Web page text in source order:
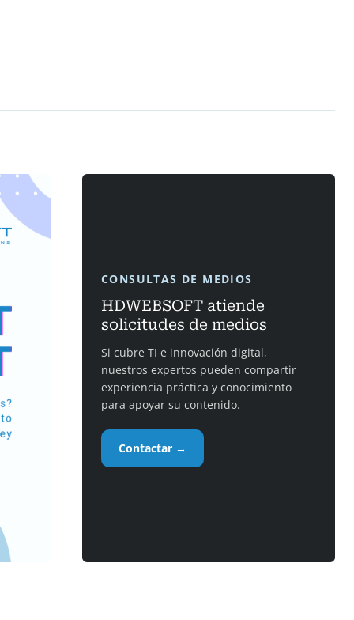
CONSULTAS DE MEDIOS
HDWEBSOFT atiende
solicitudes de medios
Si cubre TI e innovación digital,
nuestros expertos pueden compartir
experiencia práctica y conocimiento
para apoyar su contenido.
Contactar →